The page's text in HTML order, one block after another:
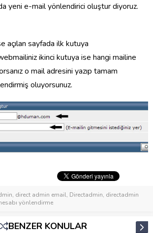
yeni e-mail yönlendirici oluştur diyoruz.
açılan sayfada ilk kutuya
ikinci kutuya ise hangi mailine
o mail adresini yazıp tamam
oluyorsunuz.
, direct admin email, Directadmin, directadmin
yönlendirme
BENZER KONULAR